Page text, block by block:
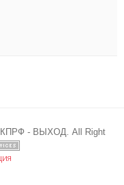
КПРФ - ВЫХОД. All Right